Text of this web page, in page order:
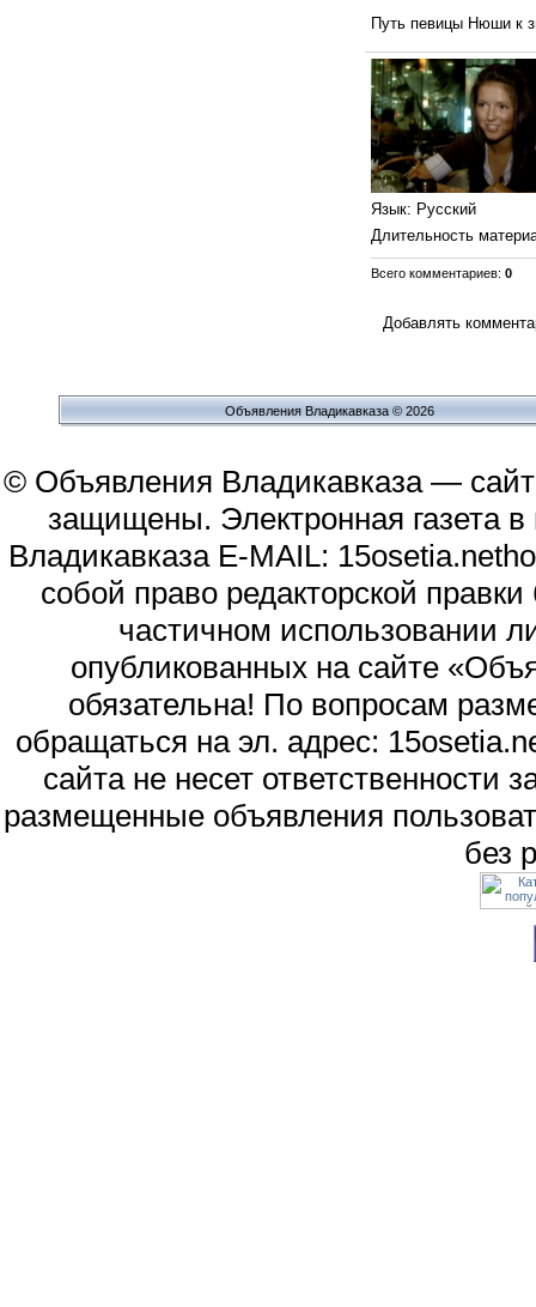
Путь певицы Нюши к
Язык: Русский
Длительность
Всего комментариев: 0
Добавлять
Объявления Владикавказа © 2026
© Объявления Владикавказа —
защищены. Электронная газета
Владикавказа E-MAIL:
собой право редакторской
частичном использовании
опубликованных на сайте
обязательна! По вопросам
обращаться на эл. адрес:
сайта не несет
размещенные объявления
без